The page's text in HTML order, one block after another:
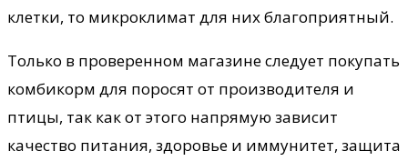
клетки, то микроклимат для них благоприятный.
Только в проверенном магазине следует покупать
комбикорм для поросят от производителя и
птицы, так как от этого напрямую зависит
качество питания, здоровье и иммунитет, защита